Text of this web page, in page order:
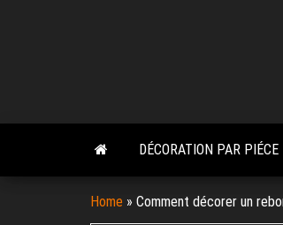
DÉCORATION PAR PIÉCE
Home » Comment décorer un